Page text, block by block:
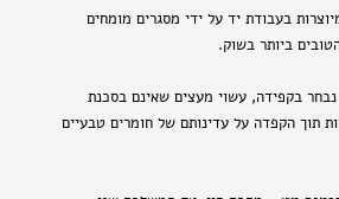
בעבודת יד על ידי מסגרים מומחים
ביותר בשוק.
בקפידה, עשוי מעצים שאינם בסכנת
תוך הקפדה על עדינותם של חומרים טבעיים